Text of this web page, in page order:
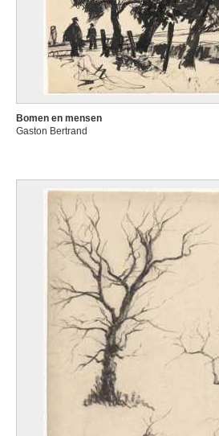
Bomen en mensen
Gaston Bertrand